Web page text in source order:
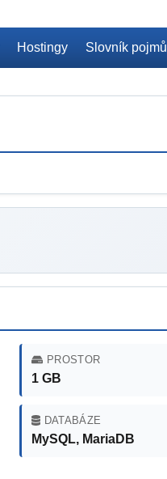
Hostingy Slovník pojmů
PROSTOR
1 GB
DATABÁZE
MySQL, MariaDB